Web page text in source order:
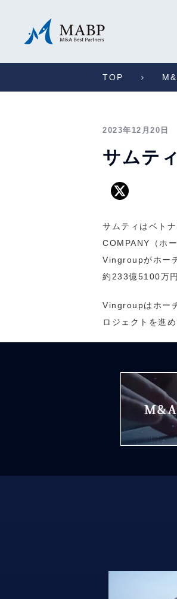
TOP
2023年12月20日
サムテ
サムティはベト
COMPANY（ホ
Vingroupがホー
約233億5100万
Vingroupはホー
ロジェクトを進